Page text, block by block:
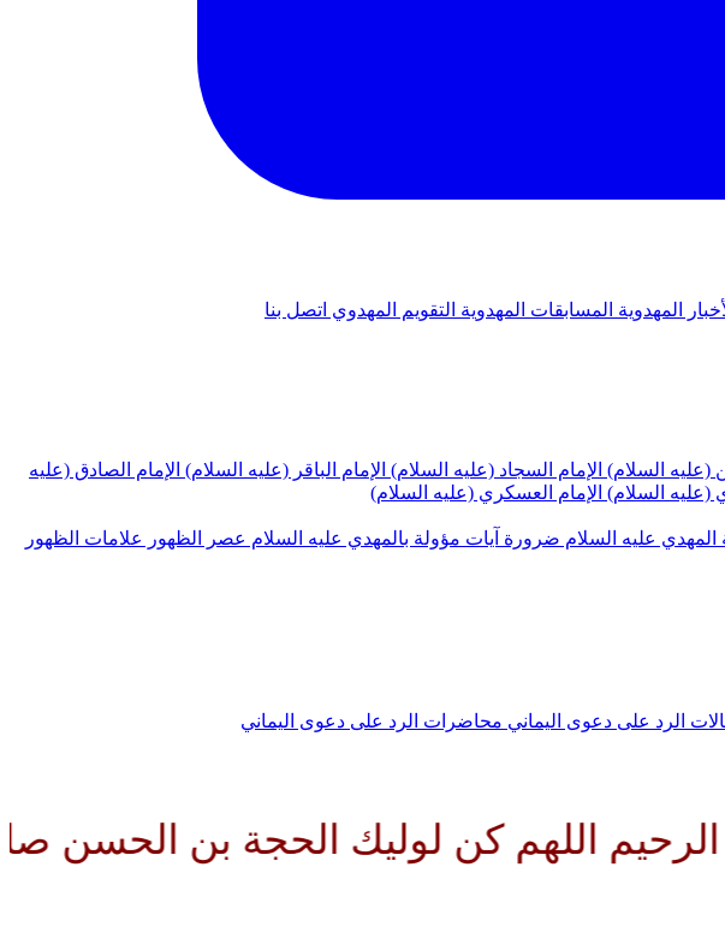
المهدوية المسابقات المهدوية التقويم المهدوي اتصل بنا
(عليه السلام) الإمام السجاد (عليه السلام) الإمام الباقر (عليه السلام) الإمام الصادق (عليه
(عليه السلام) الإمام العسكري (عليه السلام)
المهدي عليه السلام ضرورة آيات مؤولة بالمهدي عليه السلام عصر الظهور
علامات الظهور
الرد على دعوى اليماني محاضرات الرد على دعوى اليماني
كن لوليك الحجة بن الحسن صلواتك